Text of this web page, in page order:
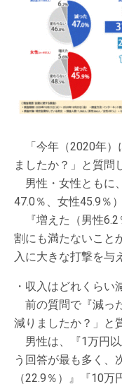
「今年（2020年）
ましたか？」と質問
男性・女性ともに
47.0％、女性45.9％
『増えた（男性6.2
割にも満たないこと
入に大きな打撃を与
・収入はどれくらい
前の質問で『減っ
減りましたか？」と
男性は、『1万円
う回答が最も多く、
（22.9％）』『10